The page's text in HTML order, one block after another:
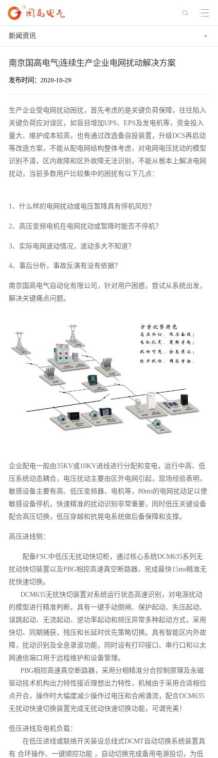
新闻资讯
南京国高电气|连续生产企业电网扰动解决方案
发布时间：2020-10-29
生产企业受电网扰动困扰，首先考虑的是关键负荷保障，往往陷入
关键负荷应对误区，如盲目增加UPS、EPS及发电机等，资金投入
量大、维护成本较高，也有通过改造备自投装置，升级DCS再启动
等改造方案，不能从配电网结构整体考虑，对电网电压扰动的模型
识别不清，区内故障和区外故障无法识别，不能从根本上解决电网
扰动，当前多数用户比较集中的困扰有以下几点：
1、什么样的电网扰动或电压暂降具有停机风险？
2、高压变频电机在电网扰动或暂降时能否不停机？
3、实际电网波动情况，波动多大不知道？
4、事后分析，事故反演有没有依据？
南京国高电气自动化有限公司，针对用户困惑，尝试从系统出发，
解决关键痛点问题。
企业配电一般由35KV或10KV进线进行分配和变电，运行中高、低
压系统动态耦合，电压扰动主要由区外电网引起，现场经验表明，
敏感设备主要有高、低压变频器、电机等，80ms的电网扰动足以使
敏感设备停机，快速精准的扰动识别非常重要，同时低压关键设备
配合高压切换，低压穿越和抗晃电系统做后备保障和支撑。
高压进线侧：
配备FSC中低压无扰动快切柜，通过核心系统DCM635系列无
扰动快切装置以及PBG相控高速真空断路器，完成最快15ms精准无
扰快速切换。
DCM635无扰快切装置对系统运行状态高速识别，对电源扰动
的模型进行精准判断，具有一键手动倒闸、保护起动、失压起动、
误跳起动、无流起动、逆功率起动和频压异常多种起动方式，采用
快切、同期捕获，残压和长延时优先策略切换。具有智能区内外故
障，扰动识别及全息录波功能，同时设有打印接口、串行口和以太
网通信端口用于远程维护和设备管理。
PBG相控高速真空断路器，采用分相精准分合控制原理及永磁
驱动技术机构出力特性接近理想出力特性，机械由于采用合适相位
点开合，操作时大幅度减少操作过电压和合闸涌流，配合DCM635
无扰动快速切换装置完成无扰动快速切换功能，可谓完美！
低压进线及电机负载：
在低压进线或联络开关装设总线式DCMT自动切换系统装置具
有 合环操作、一键顺控功能 ，自动切换完成备用电源投切，为低